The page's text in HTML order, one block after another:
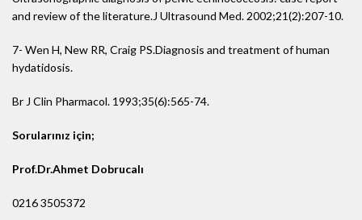
and review of the literature.J Ultrasound Med. 2002;21(2):207-10.
7- Wen H, New RR, Craig PS.Diagnosis and treatment of human
hydatidosis.
Br J Clin Pharmacol. 1993;35(6):565-74.
Sorularınız için;
Prof.Dr.Ahmet Dobrucalı
0216 3505372